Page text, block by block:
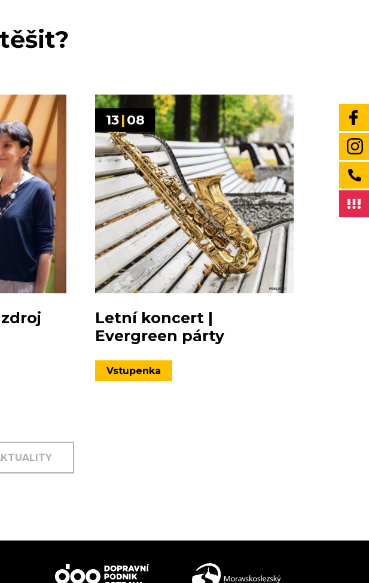
13 |08
Letní koncert |
Evergreen párty
Vstupenka